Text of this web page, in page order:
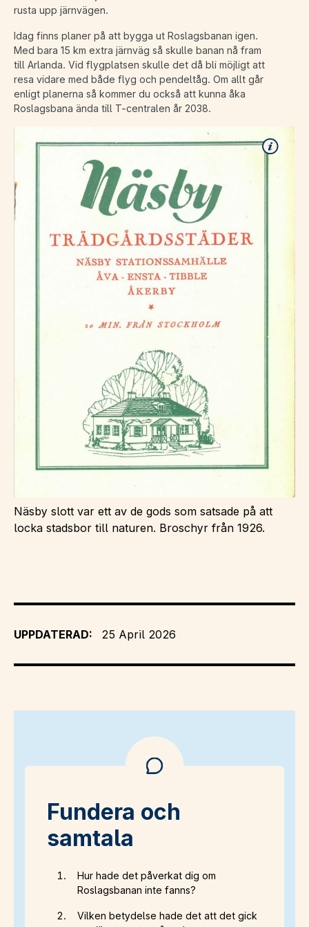
rusta upp järnvägen.
Idag finns planer på att bygga ut Roslagsbanan igen.
Med bara 15 km extra järnväg så skulle banan nå fram
till Arlanda. Vid flygplatsen skulle det då bli möjligt att
resa vidare med både flyg och pendeltåg. Om allt går
enligt planerna så kommer du också att kunna åka
Roslagsbana ända till T-centralen år 2038.
Näsby slott var ett av de gods som satsade på att
locka stadsbor till naturen. Broschyr från 1926.
UPPDATERAD: 25 April 2026
Fundera och
samtala
Hur hade det påverkat dig om
Roslagsbanan inte fanns?
Vilken betydelse hade det att det gick